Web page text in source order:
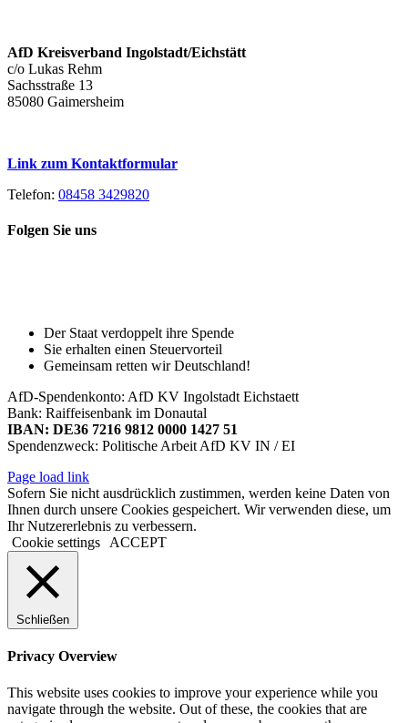
AfD Kreisverband Ingolstadt/Eichstätt
c/o Lukas Rehm
Sachsstraße 13
85080 Gaimersheim
Link zum Kontaktformular
Telefon: 08458 3429820
Folgen Sie uns
Der Staat verdoppelt ihre Spende
Sie erhalten einen Steuervorteil
Gemeinsam retten wir Deutschland!
AfD-Spendenkonto: AfD KV Ingolstadt Eichstaett
Bank: Raiffeisenbank im Donautal
IBAN: DE36 7216 9812 0000 1427 51
Spendenzweck: Politische Arbeit AfD KV IN / EI
Page load link
Sofern Sie nicht ausdrücklich zustimmen, werden keine Daten von
Ihnen durch unsere Cookies gespeichert. Wir verwenden diese, um
Ihr Nutzererlebnis zu verbessern.
Cookie settings
ACCEPT
Schließen
Privacy Overview
This website uses cookies to improve your experience while you
navigate through the website. Out of these, the cookies that are